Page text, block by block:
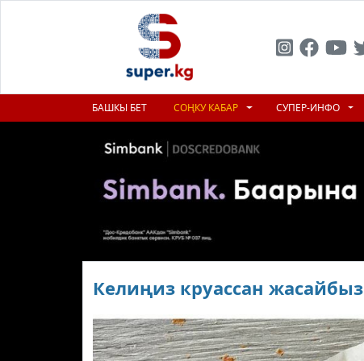
БАШКЫ БЕТ СОҢКУ КАБАР СУПЕР-ИНФО
Келиңиз круассан жасайбыз